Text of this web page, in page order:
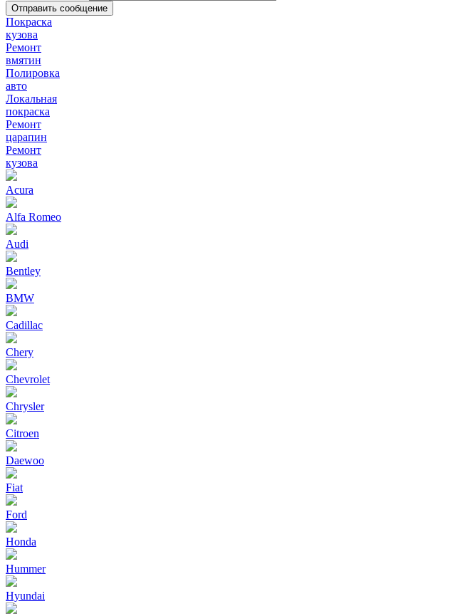
Покраска
кузова
Ремонт
вмятин
Полировка
авто
Локальная
покраска
Ремонт
царапин
Ремонт
кузова
Acura
Alfa Romeo
Audi
Bentley
BMW
Cadillac
Chery
Chevrolet
Chrysler
Citroen
Daewoo
Fiat
Ford
Honda
Hummer
Hyundai